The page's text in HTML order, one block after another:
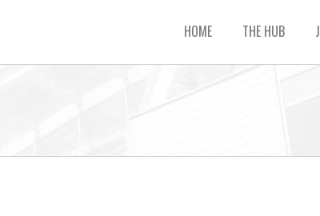
HOME THE HUB